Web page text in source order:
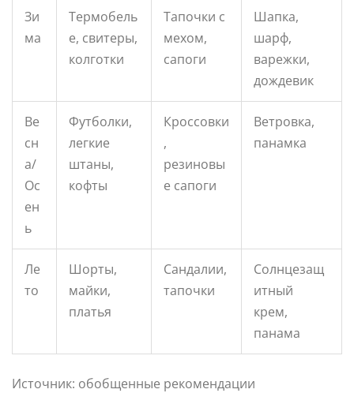
Зи
ма
Термобель
е, свитеры,
колготки
Тапочки с
мехом,
сапоги
Шапка,
шарф,
варежки,
дождевик
Ве
сн
а/
Ос
ен
ь
Футболки,
легкие
штаны,
кофты
Кроссовки
,
резиновы
е сапоги
Ветровка,
панамка
Ле
то
Шорты,
майки,
платья
Сандалии,
тапочки
Солнцезащ
итный
крем,
панама
Источник: обобщенные рекомендации